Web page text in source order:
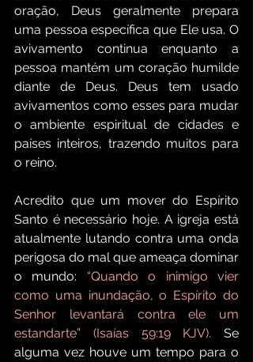
oração, Deus geralmente prepara
uma pessoa específica que Ele usa. O
avivamento continua enquanto a
pessoa mantém um coração humilde
diante de Deus. Deus tem usado
avivamentos como esses para mudar
o ambiente espiritual de cidades e
países inteiros, trazendo muitos para
o reino.
Acredito que um mover do Espírito
Santo é necessário hoje. A igreja está
atualmente lutando contra uma onda
perigosa do mal que ameaça dominar
o mundo: “Quando o inimigo vier
como uma inundação, o Espírito do
Senhor levantará contra ele um
estandarte” (Isaías 59:19 KJV). Se
alguma vez houve um tempo para o